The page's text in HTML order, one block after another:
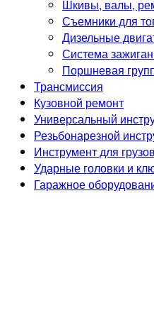
Шкивы, валы,
Съемники для
Дизельные
Система
Поршневая
Трансмиссия
Кузовной ремонт
Универсальный
Резьбонарезной
Инструмент для
Ударные головки и
Гаражное